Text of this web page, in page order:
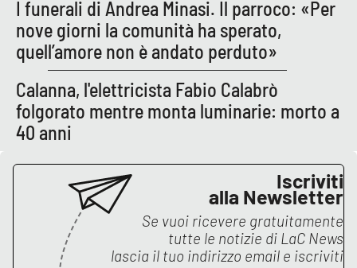
I funerali di Andrea Minasi. Il parroco: «Per
nove giorni la comunità ha sperato,
quell’amore non è andato perduto»
Calanna, l'elettricista Fabio Calabrò
folgorato mentre monta luminarie: morto a
40 anni
Iscriviti
alla Newsletter
Se vuoi ricevere gratuitamente
tutte le notizie di LaC News
lascia il tuo indirizzo email e iscriviti